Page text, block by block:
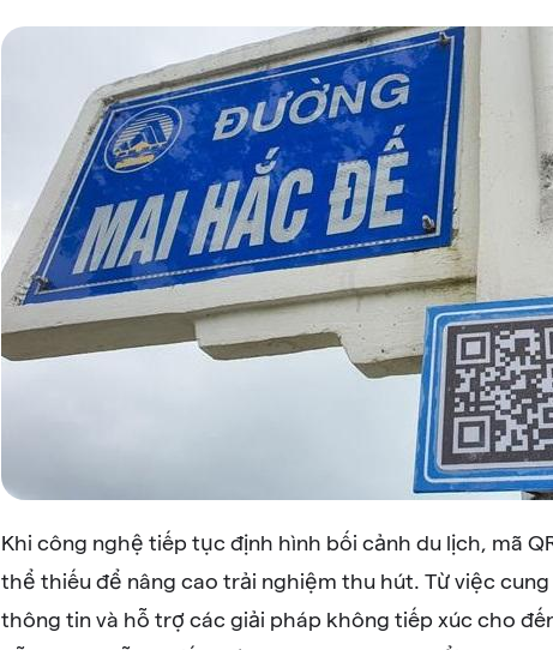
Khi công nghệ tiếp tục định hình bối cảnh du lịch, mã
thể thiếu để nâng cao trải nghiệm thu hút. Từ việc
thông tin và hỗ trợ các giải pháp không tiếp xúc cho